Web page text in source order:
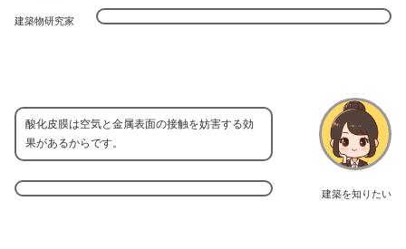
建築物研究家
建築を知りたい
酸化皮膜は空気と金属表面の接触を妨害する効
果があるからです。